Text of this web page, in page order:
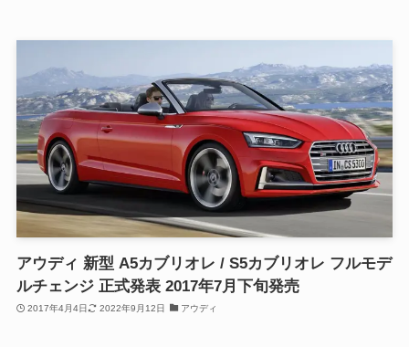
アウディ 新型 A5カブリオレ / S5カブリオレ フルモデ
ルチェンジ 正式発表 2017年7月下旬発売
2017年4月4日 2022年9月12日 アウディ